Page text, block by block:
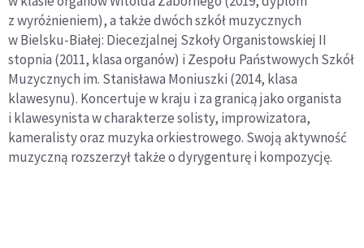
z wyróżnieniem), a także dwóch szkół muzycznych
w Bielsku-Białej: Diecezjalnej Szkoły Organistowskiej II
stopnia (2011, klasa organów) i Zespołu Państwowych Szkół
Muzycznych im. Stanisława Moniuszki (2014, klasa
klawesynu). Koncertuje w kraju i za granicą jako organista
i klawesynista w charakterze solisty, improwizatora,
kameralisty oraz muzyka orkiestrowego. Swoją aktywność
muzyczną rozszerzył także o dyrygenturę i kompozycję.